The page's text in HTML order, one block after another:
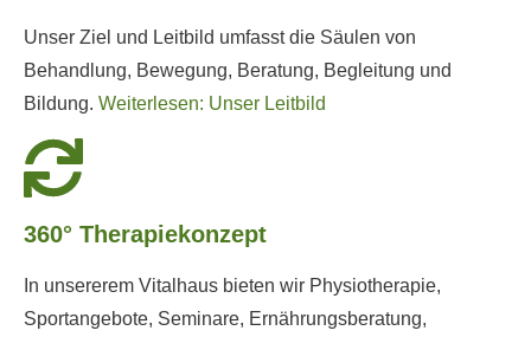
Unser Ziel und Leitbild umfasst die Säulen von
Behandlung, Bewegung, Beratung, Begleitung und
Bildung. Weiterlesen: Unser Leitbild
360° Therapiekonzept
In unsererem Vitalhaus bieten wir Physiotherapie,
Sportangebote, Seminare, Ernährungsberatung,